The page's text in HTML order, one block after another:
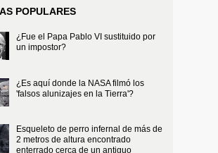
POPULARES
¿Fue el Papa Pablo VI sustituido por
un impostor?
¿Es aquí donde la NASA filmó los
'falsos alunizajes en la Tierra'?
Esqueleto de perro infernal de más de
2 metros de altura encontrado
enterrado cerca de un antiguo